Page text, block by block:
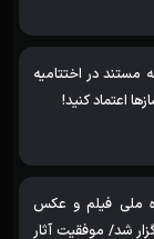
مستند در اختتامیه
اعتماد کنید!
ملی فیلم و عکس
شد/ موفقیت آثار